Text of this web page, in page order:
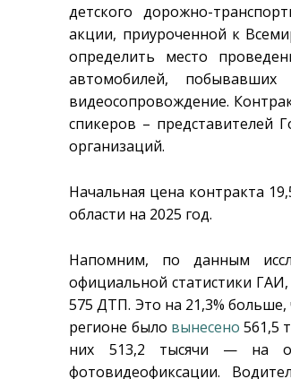
детского дорожно-
акции, приуроченной к
определить место
автомобилей,
видеосопровождение.
спикеров – представителей
организаций.
Начальная цена контракта
области на 2025 год.
Напомним, по данным
официальной статистики
575 ДТП. Это на 21,3%
регионе было вынесено 561,5
них 513,2 тысячи — на
фотовидеофиксации.